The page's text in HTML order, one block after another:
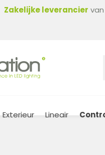
Zakelijke leverancier
Exterieur Lineair